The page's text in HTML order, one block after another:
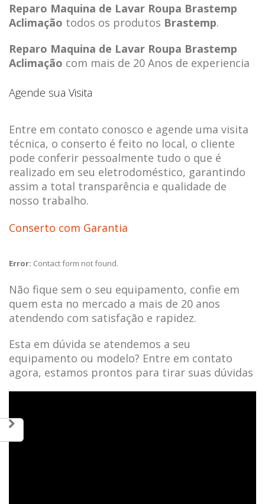
Reparo Maquina de Lavar Roupa Brastemp
Aclimação todos os produtos Brastemp.
Reparo Maquina de Lavar Roupa Brastemp
Aclimação com mais de 20 Anos de experiencia
Agende sua Visita
Entre em contato conosco e agende uma visita
técnica, o conserto é feito no local, o cliente
pode conferir pessoalmente tudo o que é
realizado em seu eletrodoméstico, garantindo
assim a total transparência e qualidade de
nosso trabalho.
Conserto com Garantia
Error: Contact form not found.
Não fique sem o seu equipamento, confie em
quem esta no mercado a mais de 20 anos
atendendo com satisfação e rapidez.
Esta em dúvida se atendemos a seu
equipamento ou modelo? Entre em contato
agora, estamos prontos para tirar suas dúvidas